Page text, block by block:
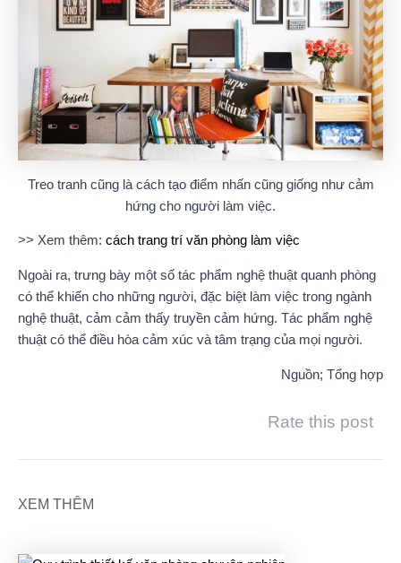
Treo tranh cũng là cách tạo điểm nhấn cũng giống như cảm
hứng cho người làm việc.
>> Xem thêm: cách trang trí văn phòng làm việc
Ngoài ra, trưng bày một số tác phẩm nghệ thuật quanh phòng
có thể khiến cho những người, đặc biệt làm việc trong ngành
nghệ thuật, cảm cảm thấy truyền cảm hứng. Tác phẩm nghệ
thuật có thể điều hòa cảm xúc và tâm trạng của mọi người.
Nguồn; Tổng hợp
Rate this post
XEM THÊM